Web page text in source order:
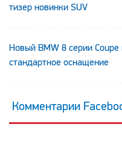
тизер новинки SUV
Новый BMW 8 серии Coupe
стандартное оснащение
Комментарии